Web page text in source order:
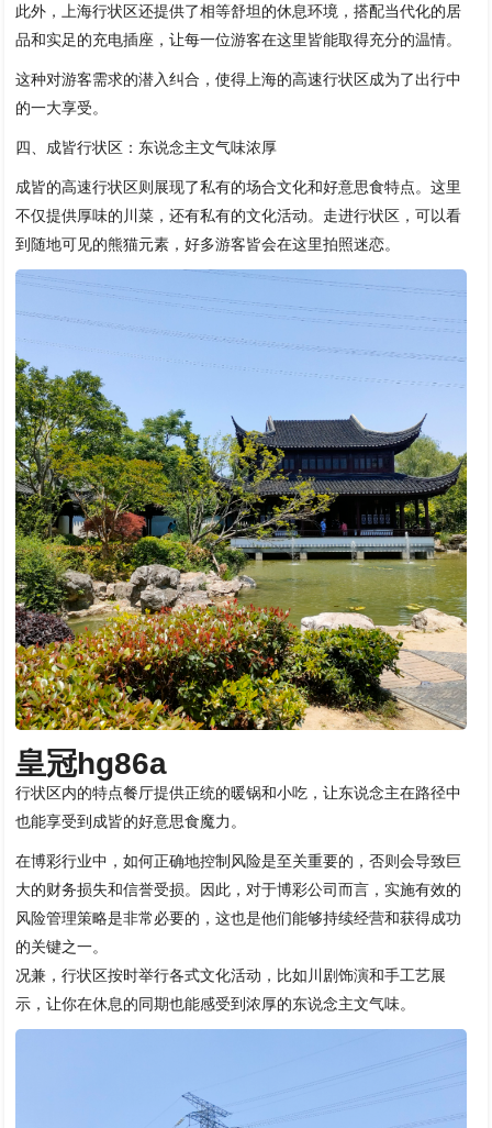
此外，上海行状区还提供了相等舒坦的休息环境，搭配当代化的居
品和实足的充电插座，让每一位游客在这里皆能取得充分的温情。
这种对游客需求的潜入纠合，使得上海的高速行状区成为了出行中
的一大享受。
四、成皆行状区：东说念主文气味浓厚
成皆的高速行状区则展现了私有的场合文化和好意思食特点。这里
不仅提供厚味的川菜，还有私有的文化活动。走进行状区，可以看
到随地可见的熊猫元素，好多游客皆会在这里拍照迷恋。
皇冠hg86a
行状区内的特点餐厅提供正统的暖锅和小吃，让东说念主在路径中
也能享受到成皆的好意思食魔力。
在博彩行业中，如何正确地控制风险是至关重要的，否则会导致巨
大的财务损失和信誉受损。因此，对于博彩公司而言，实施有效的
风险管理策略是非常必要的，这也是他们能够持续经营和获得成功
的关键之一。
况兼，行状区按时举行各式文化活动，比如川剧饰演和手工艺展
示，让你在休息的同期也能感受到浓厚的东说念主文气味。